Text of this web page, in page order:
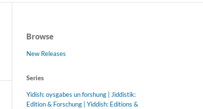
Browse
New Releases
Series
Yidish: oysgabes un forshung | Jiddistik:
Edition & Forschung | Yiddish: Editions &